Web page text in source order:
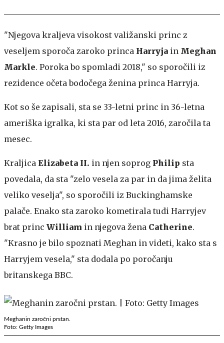
"Njegova kraljeva visokost valižanski princ z
veseljem sporoča zaroko princa Harryja in Meghan
Markle. Poroka bo spomladi 2018," so sporočili iz
rezidence očeta bodočega ženina princa Harryja.
Kot so še zapisali, sta se 33-letni princ in 36-letna
ameriška igralka, ki sta par od leta 2016, zaročila ta
mesec.
Kraljica Elizabeta II. in njen soprog Philip sta
povedala, da sta "zelo vesela za par in da jima želita
veliko veselja", so sporočili iz Buckinghamske
palače. Enako sta zaroko kometirala tudi Harryjev
brat princ William in njegova žena Catherine.
"Krasno je bilo spoznati Meghan in videti, kako sta s
Harryjem vesela," sta dodala po poročanju
britanskega BBC.
Meghanin zaročni prstan.
Foto: Getty Images